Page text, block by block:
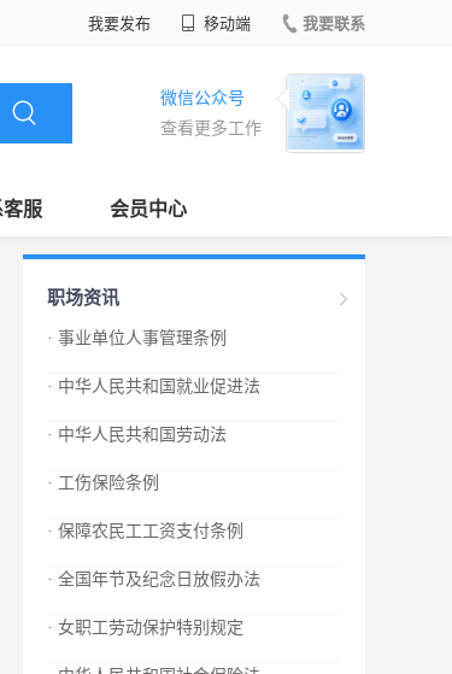
我要发布 移动端 我要联系
微信公众号
查看更多工作
服 会员中心
职场资讯
· 事业单位人事管理条例
· 中华人民共和国就业促进法
· 中华人民共和国劳动法
· 工伤保险条例
· 保障农民工工资支付条例
· 全国年节及纪念日放假办法
· 女职工劳动保护特别规定